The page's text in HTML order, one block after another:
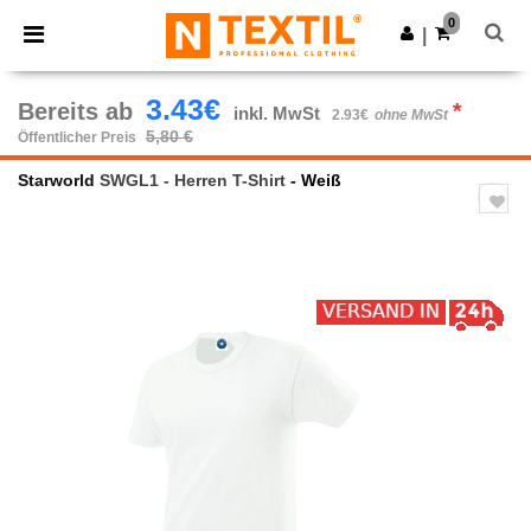
× Ntextil App
Bessere Preise in der App!
App holen
0
Bereits ab 3.43€ inkl. MwSt 2.93€ ohne MwSt *
Öffentlicher Preis 5,80 €
Starworld SWGL1 - Herren T-Shirt - Weiß